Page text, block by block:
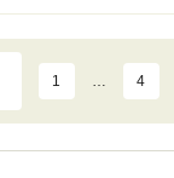
1 … 4